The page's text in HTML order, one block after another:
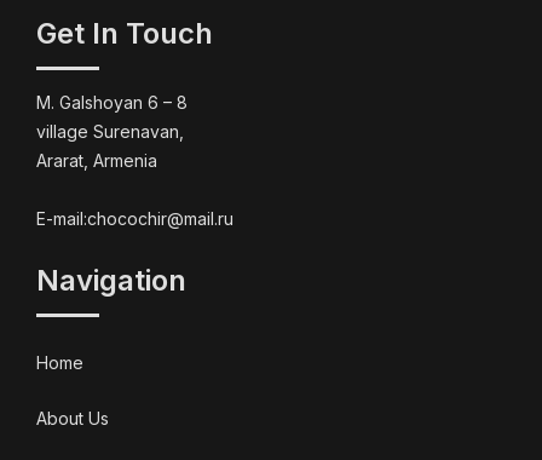
Get In Touch
M. Galshoyan 6 – 8
village Surenavan,
Ararat, Armenia
E-mail:chocochir@mail.ru
Navigation
Home
About Us